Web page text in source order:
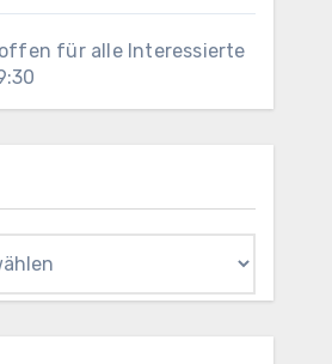
für alle Interessierte